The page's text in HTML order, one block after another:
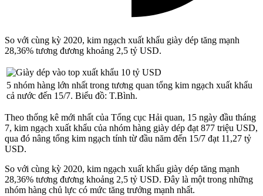
So với cùng kỳ 2020, kim ngạch xuất khẩu giày dép tăng mạnh
28,36% tương đương khoảng 2,5 tỷ USD.
5 nhóm hàng lớn nhất trong tương quan tổng kim ngạch xuất khẩu
cả nước đến 15/7. Biểu đồ: T.Bình.
Theo thống kê mới nhất của Tổng cục Hải quan, 15 ngày đầu tháng
7, kim ngạch xuất khẩu của nhóm hàng giày dép đạt 877 triệu USD,
qua đó nâng tổng kim ngạch tính từ đầu năm đến 15/7 đạt 11,27 tỷ
USD.
So với cùng kỳ 2020, kim ngạch xuất khẩu giày dép tăng mạnh
28,36% tương đương khoảng 2,5 tỷ USD. Đây là một trong những
nhóm hàng chủ lực có mức tăng trưởng mạnh nhất.